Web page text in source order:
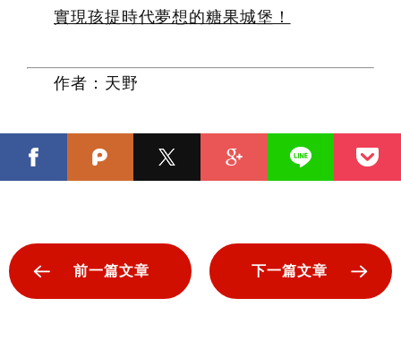
實現孩提時代夢想的糖果城堡！
作者：天野
前一篇文章 下一篇文章